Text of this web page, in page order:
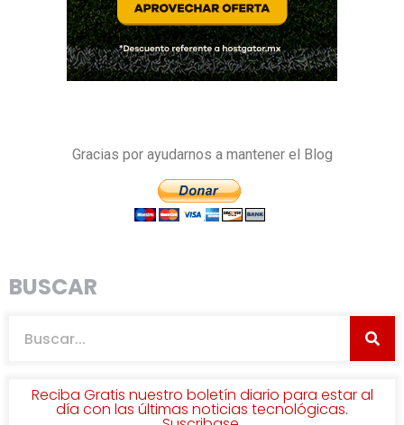
Gracias por ayudarnos a mantener el Blog
BUSCAR
Reciba Gratis nuestro boletín diario para estar al
día con las últimas noticias tecnológicas.